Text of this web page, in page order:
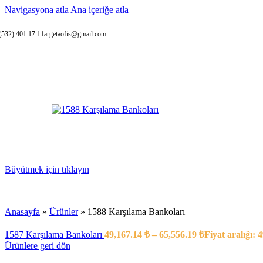
Navigasyona atla Ana içeriğe atla
401 17 11argetaofis@gmail.com
Ön Vitrin /
Büyütmek için tıklayın
Anasayfa » Ürünler» 1588 Karşılama Bankoları
1587 Karşılama Bankoları 49,167.14 ₺ – 65,556.19 ₺Fiyat aralığı:
Ürünlere geri dön